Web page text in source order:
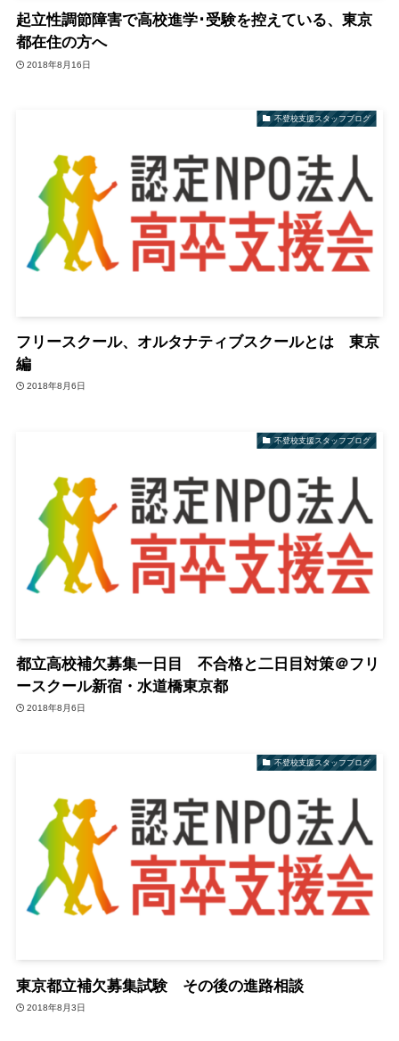
起立性調節障害で高校進学･受験を控えている、東京
都在住の方へ
2018年8月16日
不登校支援スタッフブログ
フリースクール、オルタナティブスクールとは 東京
編
2018年8月6日
不登校支援スタッフブログ
都立高校補欠募集一日目 不合格と二日目対策＠フリ
ースクール新宿・水道橋東京都
2018年8月6日
不登校支援スタッフブログ
東京都立補欠募集試験 その後の進路相談
2018年8月3日